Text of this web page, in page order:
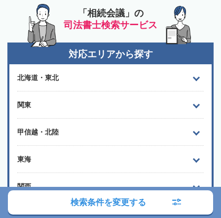
「相続会議」の
司法書士検索サービス
対応エリアから探す
北海道・東北
関東
甲信越・北陸
東海
関西
中国・四国
検索条件を変更する